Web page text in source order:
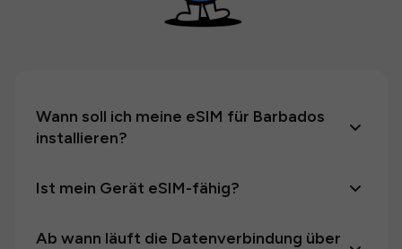
Wann soll ich meine eSIM für Barbados
installieren?
Ist mein Gerät eSIM-fähig?
Ab wann läuft die Datenverbindung über